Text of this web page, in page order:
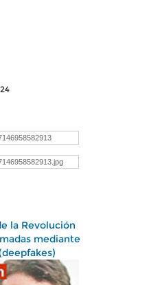
la Revolución
mediante